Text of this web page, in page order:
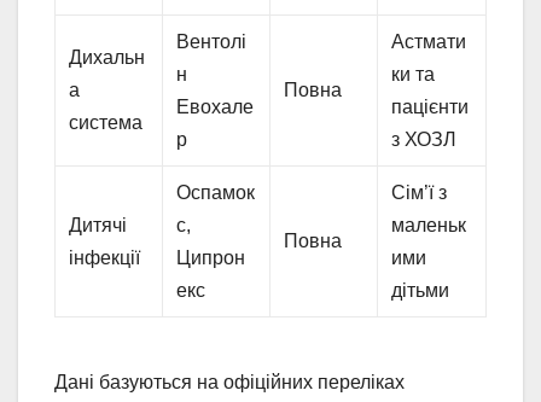
Дихальн
а
система
Вентолі
н
Евохале
р
Повна
Астмати
ки та
пацієнти
з ХОЗЛ
Дитячі
інфекції
Оспамок
с,
Ципрон
екс
Повна
Сім’ї з
маленьк
ими
дітьми
Дані базуються на офіційних переліках